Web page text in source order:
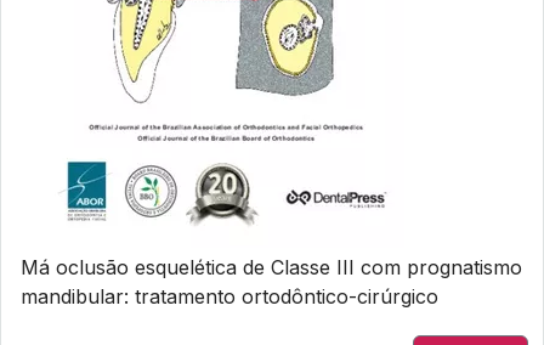
Má oclusão esquelética de Classe III com prognatismo
mandibular: tratamento ortodôntico-cirúrgico